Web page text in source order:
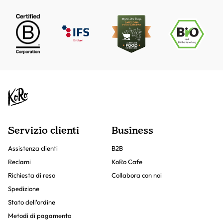
Servizio clienti
Assistenza clienti
Reclami
Richiesta di reso
Spedizione
Stato dell'ordine
Metodi di pagamento
Business
B2B
KoRo Cafe
Collabora con noi